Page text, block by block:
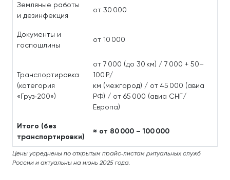
Земляные работы
и дезинфекция
от 30 000
Документы и
госпошлины
от 10 000
Транспортировка
(категория
«Груз‑200»)
от 7 000 (до 30 км) / 7 000 + 50–
100 ₽/
км (межгород) / от 45 000 (авиа
РФ) / от 65 000 (авиа СНГ/
Европа)
Итого (без
транспортировки)
≈ от 80 000 – 100 000
Цены усреднены по открытым прайс‑листам ритуальных служб
России и актуальны на июнь 2025 года.